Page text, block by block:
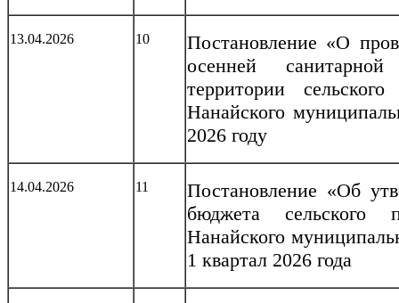
13.04.2026 10
Постановление «О
осенней
территории
Нанайского
2026 году
14.04.2026 11
Постановление «Об
бюджета сельского
Нанайского
1 квартал 2026 года